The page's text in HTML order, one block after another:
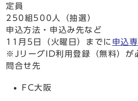
定員
250組500人（抽選）
申込方法・申込み先など
11月5日（火曜日）までに 申込
※JリーグID利用登録（無料）が
問合せ先
FC大阪